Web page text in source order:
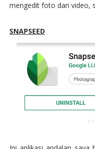
mengedit foto dan video,
SNAPSEED